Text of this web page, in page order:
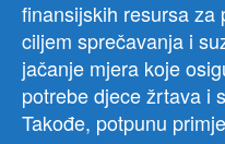
finansijskih resursa za
ciljem sprečavanja i
jačanje mjera koje
potrebe djece žrtava i
Takođe, potpunu